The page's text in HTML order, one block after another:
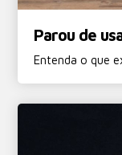
Parou de
Entenda o que